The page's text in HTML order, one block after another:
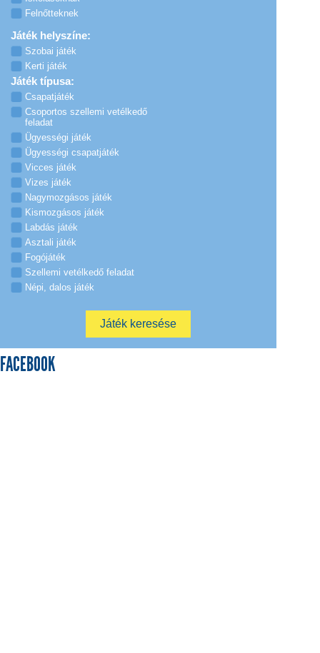
Felnőtteknek
Játék helyszíne:
Szobai játék
Kerti játék
Játék típusa:
Csapatjáték
Csoportos szellemi vetélkedő
feladat
Ügyességi játék
Ügyességi csapatjáték
Vicces játék
Vizes játék
Nagymozgásos játék
Kismozgásos játék
Labdás játék
Asztali játék
Fogójáték
Szellemi vetélkedő feladat
Népi, dalos játék
FACEBOOK